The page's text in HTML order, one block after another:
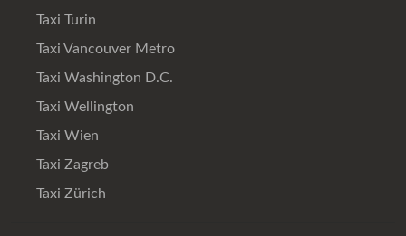
Taxi Turin
Taxi Vancouver Metro
Taxi Washington D.C.
Taxi Wellington
Taxi Wien
Taxi Zagreb
Taxi Zürich